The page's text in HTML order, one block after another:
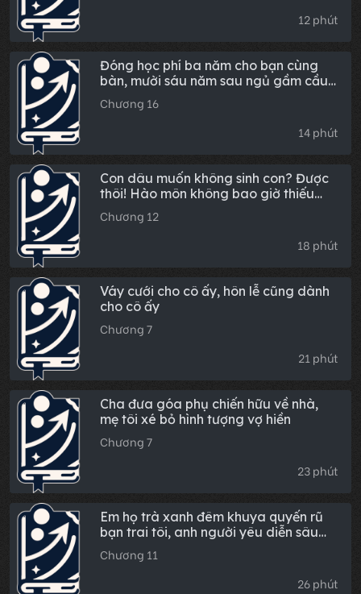
12 phút
Đóng học phí ba năm cho bạn cùng
bàn, mười sáu năm sau ngủ gầm cầu
rồi đến tập đoàn nghìn tỷ của cô ấy
xin việc
Chương 16
14 phút
Con dâu muốn không sinh con? Được
thôi! Hào môn không bao giờ thiếu
người thừa kế!
Chương 12
18 phút
Váy cưới cho cô ấy, hôn lễ cũng dành
cho cô ấy
Chương 7
21 phút
Cha đưa góa phụ chiến hữu về nhà,
mẹ tôi xé bỏ hình tượng vợ hiền
Chương 7
23 phút
Em họ trà xanh đêm khuya quyến rũ
bạn trai tôi, anh người yêu diễn sâu
tạt ngay bát canh giải rượu: Phải tăng
giá thôi
Chương 11
26 phút